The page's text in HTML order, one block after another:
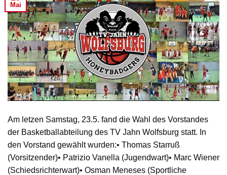
Mai
Am letzen Samstag, 23.5. fand die Wahl des Vorstandes
der Basketballabteilung des TV Jahn Wolfsburg statt. In
den Vorstand gewählt wurden:• Thomas Starruß
(Vorsitzender)• Patrizio Vanella (Jugendwart)• Marc Wiener
(Schiedsrichterwart)• Osman Meneses (Sportliche